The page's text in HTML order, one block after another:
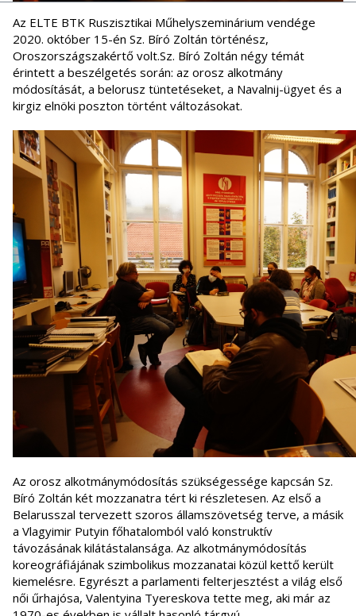
Az ELTE BTK Ruszisztikai Műhelyszeminárium vendége
2020. október 15-én Sz. Bíró Zoltán történész,
Oroszországszakértő volt.Sz. Bíró Zoltán négy témát
érintett a beszélgetés során: az orosz alkotmány
módosítását, a belorusz tüntetéseket, a Navalnij-ügyet és a
kirgiz elnöki poszton történt változásokat.
Az orosz alkotmánymódosítás szükségessége kapcsán Sz.
Bíró Zoltán két mozzanatra tért ki részletesen. Az első a
Belarusszal tervezett szoros államszövetség terve, a másik
a Vlagyimir Putyin főhatalomból való konstruktív
távozásának kilátástalansága. Az alkotmánymódosítás
koreográfiájának szimbolikus mozzanatai közül kettő került
kiemelésre. Egyrészt a parlamenti felterjesztést a világ első
női űrhajósa, Valentyina Tyereskova tette meg, aki már az